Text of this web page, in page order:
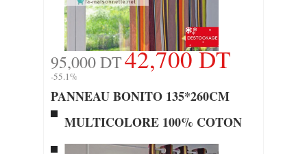
95,000 DT42,700 DT
-55.1%
PANNEAU BONITO 135*260CM
MULTICOLORE 100% COTON